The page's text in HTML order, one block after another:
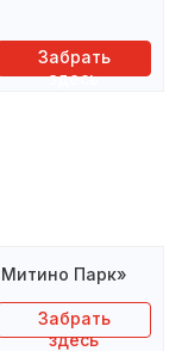
Забрать
здесь
Парк»
Забрать
здесь